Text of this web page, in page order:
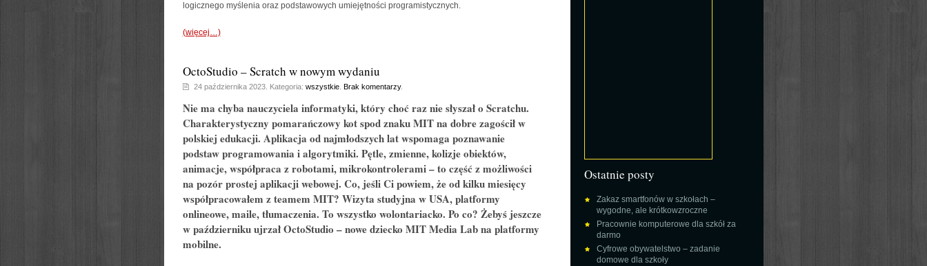
logicznego myślenia oraz podstawowych umiejętności programistycznych.
(więcej…)
OctoStudio – Scratch w nowym wydaniu
24 października 2023. Kategoria: wszystkie. Brak komentarzy.
Nie ma chyba nauczyciela informatyki, który choć raz nie słyszał o Scratchu.
Charakterystyczny pomarańczowy kot spod znaku MIT na dobre zagościł w
polskiej edukacji. Aplikacja od najmłodszych lat wspomaga poznawanie
podstaw programowania i algorytmiki. Pętle, zmienne, kolizje obiektów,
animacje, współpraca z robotami, mikrokontrolerami – to część z możliwości
na pozór prostej aplikacji webowej. Co, jeśli Ci powiem, że od kilku miesięcy
współpracowałem z teamem MIT? Wizyta studyjna w USA, platformy
onlineowe, maile, tłumaczenia. To wszystko wolontariacko. Po co? Żebyś jeszcze
w październiku ujrzał OctoStudio – nowe dziecko MIT Media Lab na platformy
mobilne.
Ostatnie posty
Zakaz smartfonów w szkołach –
wygodne, ale krótkowzroczne
Pracownie komputerowe dla szkół za
darmo
Cyfrowe obywatelstwo – zadanie
domowe dla szkoły